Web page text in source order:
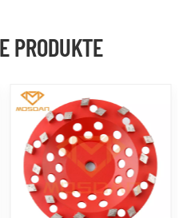
PRODUKTE